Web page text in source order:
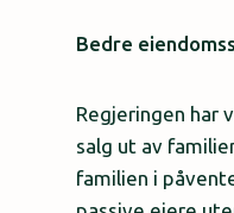
Bedre
Regjeringen
salg ut av
familien i